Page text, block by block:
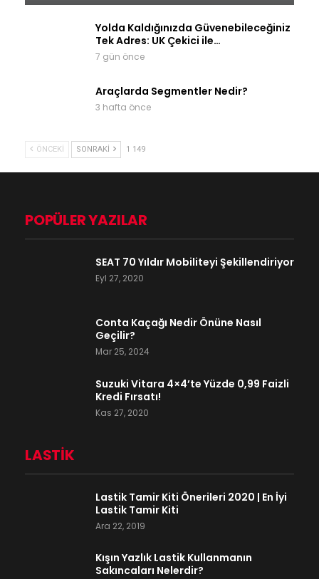
Yolda Kaldığınızda Güvenebileceğiniz
Tek Adres: UK Çekici ile…
7 gün önce
Araçlarda Segmentler Nedir?
3 hafta önce
ÖNCEKI SONRAKI 1 149
POPÜLER YAZILAR
SEAT 70 Yıldır Mobiliteyi Şekillendiriyor
Eyl 27, 2020
Conta Kaçağı Nedir Önüne Nasıl
Geçilir?
Mar 25, 2024
Suzuki Vitara 4×4’te Yüzde 0,99 Faizli
Kredi Fırsatı!
Kas 27, 2020
LASTIK
Lastik Tamir Kiti Önerileri 2020 | En İyi
Lastik Tamir Kiti
Ara 22, 2019
Kışın Yazlık Lastik Kullanmanın
Sakıncaları Nelerdir?